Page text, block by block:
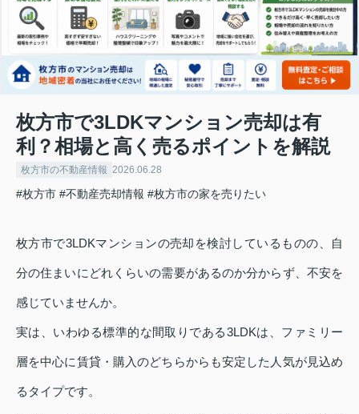
枚方市で3LDKマンション売却は有
利？相場と高く売るポイントを解説
枚方市の不動産情報 2026.06.28
#枚方市 #不動産売却情報 #枚方市の家を売りたい
枚方市で3LDKマンションの売却を検討しているものの、自
分の住まいにどれくらいの需要があるのか分からず、不安を
感じていませんか。
実は、いわゆる標準的な間取りである3LDKは、ファミリー
層を中心に賃貸・購入のどちらからも安定した人気が見込め
るタイプです。